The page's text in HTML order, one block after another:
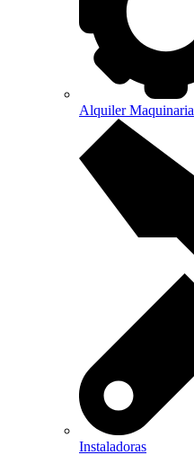
Alquiler Maquinaria
Instaladoras